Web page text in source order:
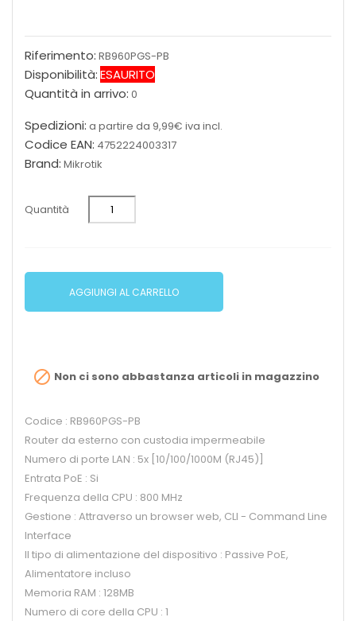
Riferimento: RB960PGS-PB
Disponibilità:ESAURITO
Quantità in arrivo: 0
Spedizioni: a partire da 9,99€ iva incl.
Codice EAN: 4752224003317
Brand: Mikrotik
Quantità
AGGIUNGI AL CARRELLO
 Non ci sono abbastanza articoli in magazzino
Codice : RB960PGS-PB
Router da esterno con custodia impermeabile
Numero di porte LAN : 5x [10/100/1000M (RJ45)]
Entrata PoE : Si
Frequenza della CPU : 800 MHz
Gestione : Attraverso un browser web, CLI - Command Line
Interface
Il tipo di alimentazione del dispositivo : Passive PoE,
Alimentatore incluso
Memoria RAM : 128MB
Numero di core della CPU : 1